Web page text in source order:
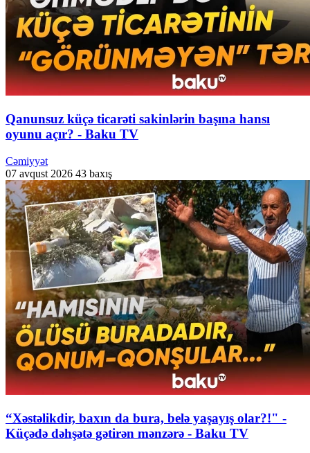
Qanunsuz küçə ticarəti sakinlərin başına hansı
oyunu açır? - Baku TV
Cəmiyyət
07 avqust 2026 43 baxış
“Xəstəlikdir, baxın da bura, belə yaşayış olar?!" -
Küçədə dəhşətə gətirən mənzərə - Baku TV